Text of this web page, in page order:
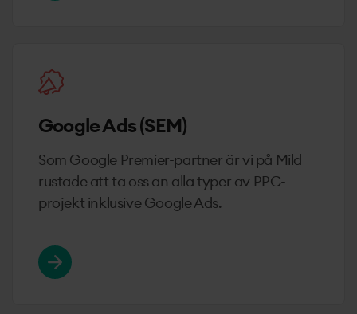
Google Ads (SEM)
Som Google Premier-partner är vi på Mild
rustade att ta oss an alla typer av PPC-
projekt inklusive Google Ads.
Läs mer om Google Ads (SEM)